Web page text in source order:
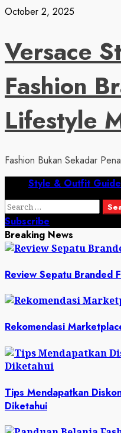
Skip
October 2, 2025
Versace
Fashion
Lifestyle
Fashion Bukan Sekadar
PrimaryStyle & Outfit Guide
Search
for:
Subscribe
Breaking News
Review Sepatu Branded
Rekomendasi
Tips Mendapatkan
Diketahui